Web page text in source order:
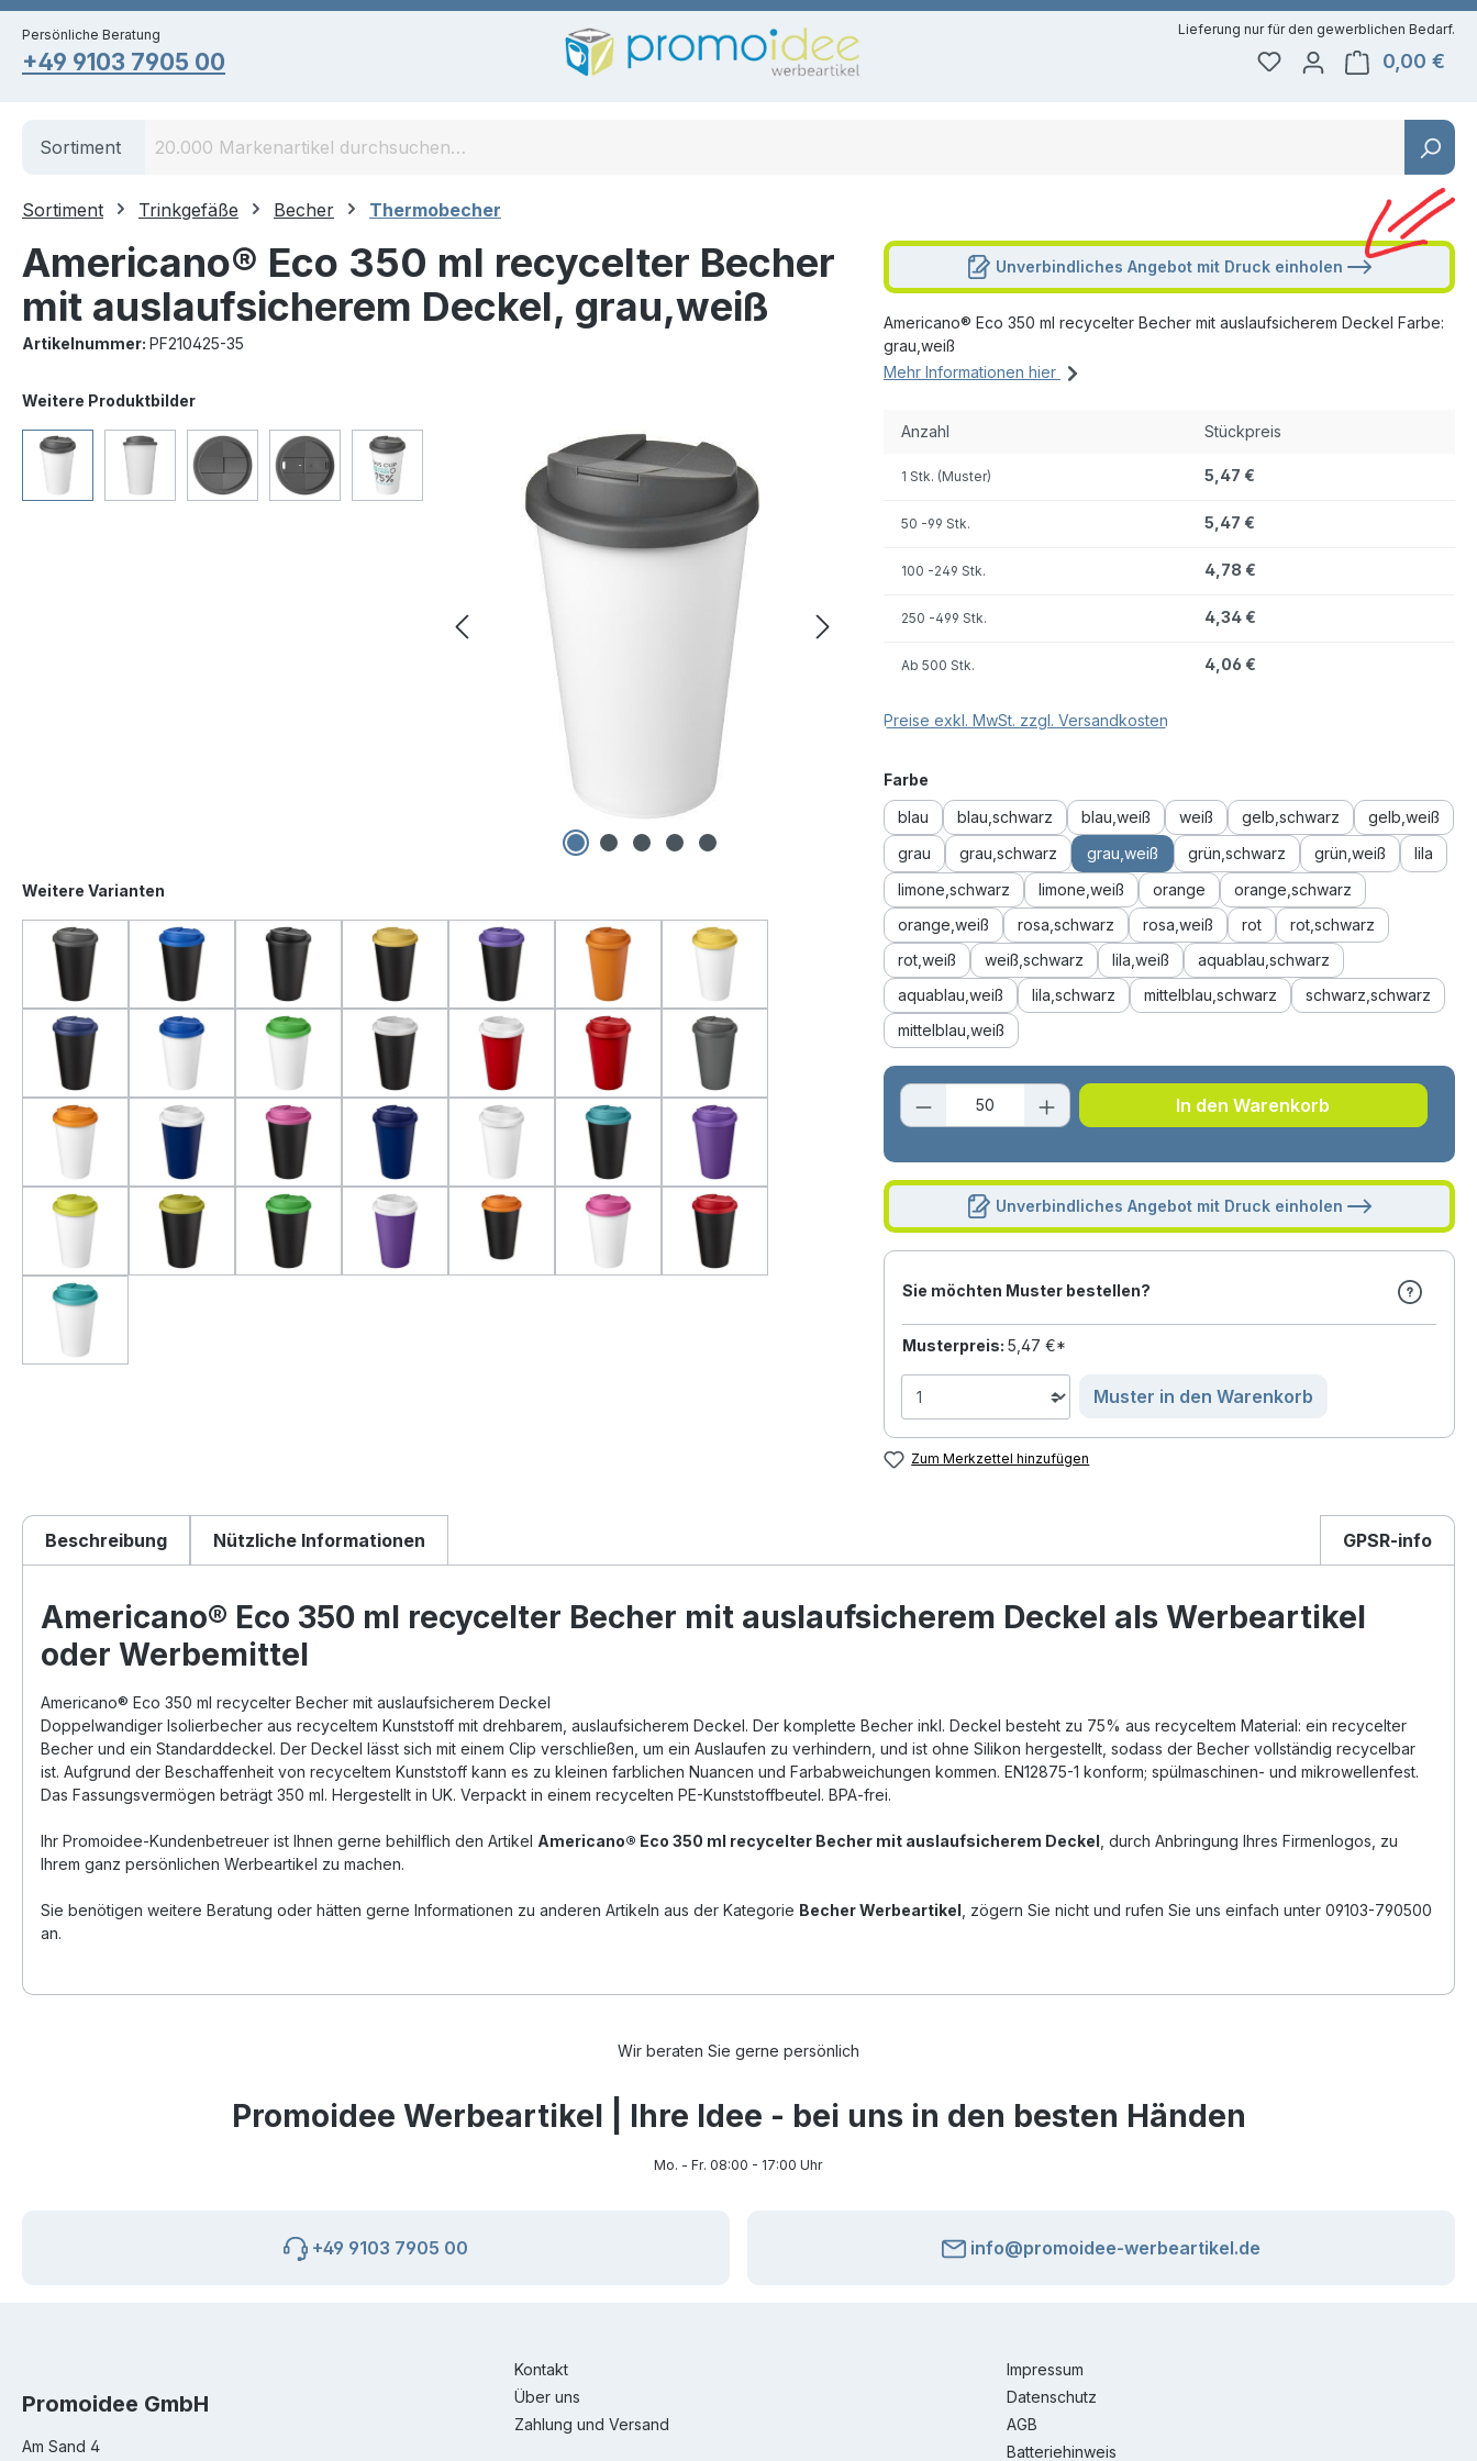
Persönliche Beratung
+49 9103 7905 00 Du hast 0 Produkte auf
0,00 €
Sortiment
Sortiment Trinkgefäße Becher Thermobecher
Americano® Eco 350 ml recycelter Becher
mit auslaufsicherem Deckel, grau,weiß
Artikelnummer: PF210425-35
Bildergalerie überspringen
Weitere Produktbilder
Weitere Varianten
Unverbindliches Angebot mit Druck einholen
Americano® Eco 350 ml recycelter Becher mit auslaufsicherem Deckel Farbe:
grau,weiß
Mehr Informationen hier
Anzahl Stückpreis
1 Stk. (Muster) 5,47 €
50 -99 Stk. 5,47 €
100 -249 Stk. 4,78 €
250 -499 Stk. 4,34 €
Ab 500 Stk. 4,06 €
Preise exkl. MwSt. zzgl. Versandkosten
Farbe
blau blau,schwarz blau,weiß weiß gelb,schwarz
gelb,weiß
grau
grau,schwarz grau,weiß grün,schwarz grün,weiß
lila
limone,schwarz
limone,weiß orange
orange,schwarz
orange,weiß
rosa,schwarz rosa,weiß rot
rot,schwarz
rot,weiß
weiß,schwarz lila,weiß
aquablau,schwarz
aquablau,weiß
lila,schwarz mittelblau,schwarz
schwarz,schwarz
mittelblau,weiß
Produkt Anzahl: Gib den gewünschten Wert
In den Warenkorb
Unverbindliches Angebot mit Druck einholen
Sie möchten Muster bestellen?
Musterpreis: 5,47 €*
Muster in den Warenkorb
Zum Merkzettel hinzufügen
Beschreibung Nützliche Informationen GPSR-info
Americano® Eco 350 ml recycelter Becher mit auslaufsicherem Deckel als Werbeartikel
oder Werbemittel
Americano® Eco 350 ml recycelter Becher mit auslaufsicherem Deckel
Doppelwandiger Isolierbecher aus recyceltem Kunststoff mit drehbarem, auslaufsicherem Deckel. Der komplette Becher inkl. Deckel besteht zu 75% aus recyceltem Material: ein recycelter
Becher und ein Standarddeckel. Der Deckel lässt sich mit einem Clip verschließen, um ein Auslaufen zu verhindern, und ist ohne Silikon hergestellt, sodass der Becher vollständig recycelbar
ist. Aufgrund der Beschaffenheit von recyceltem Kunststoff kann es zu kleinen farblichen Nuancen und Farbabweichungen kommen. EN12875-1 konform; spülmaschinen- und mikrowellenfest.
Das Fassungsvermögen beträgt 350 ml. Hergestellt in UK. Verpackt in einem recycelten PE-Kunststoffbeutel. BPA-frei.
Ihr Promoidee-Kundenbetreuer ist Ihnen gerne behilflich den Artikel Americano® Eco 350 ml recycelter Becher mit auslaufsicherem Deckel , durch Anbringung Ihres Firmenlogos, zu
Ihrem ganz persönlichen Werbeartikel zu machen.
Sie benötigen weitere Beratung oder hätten gerne Informationen zu anderen Artikeln aus der Kategorie Becher Werbeartikel , zögern Sie nicht und rufen Sie uns einfach unter 09103-790500
an.
Wir beraten Sie gerne persönlich
Promoidee Werbeartikel | Ihre Idee - bei uns in den besten Händen
Mo. - Fr. 08:00 - 17:00 Uhr
+49 9103 7905 00 info@promoidee-werbeartikel.de
Promoidee GmbH
Am Sand 4
Kontakt
Über uns
Zahlung und Versand
Impressum
Datenschutz
AGB
Batteriehinweis